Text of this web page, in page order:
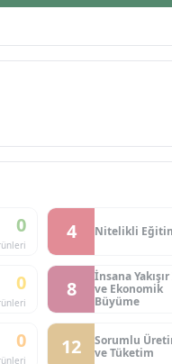
0 4 Nitelikli
0 8
İnsana
ve Ekonomik
Büyüme
0 12
Sorumlu
ve Tüketim